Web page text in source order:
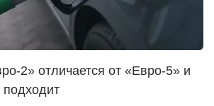
2» отличается от «Евро-5» и